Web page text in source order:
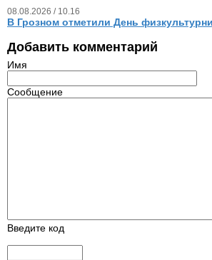
08.08.2026 / 10.16
В Грозном отметили День
Добавить комментарий
Имя
Сообщение
Введите код